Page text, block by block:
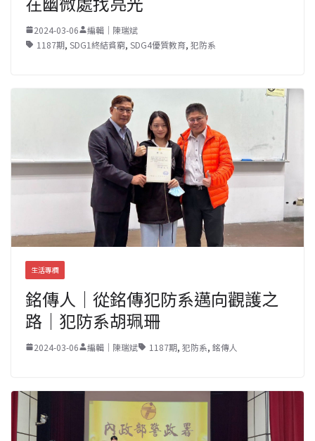
2024-03-06
編輯｜陳瑞斌
1187期, SDG1終結貧窮, SDG4優質教育, 犯防系
生活專欄
銘傳人｜從銘傳犯防系邁向觀護之
路｜犯防系胡珮珊
2024-03-06 編輯｜陳瑞斌 1187期, 犯防系, 銘傳人